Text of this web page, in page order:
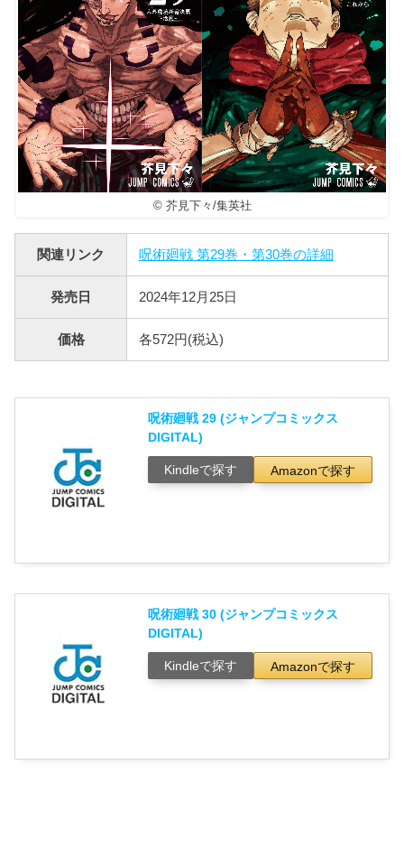
© 芥見下々/集英社
関連リンク 呪術廻戦 第29巻・第30巻の詳細
発売日 2024年12月25日
価格 各572円(税込)
呪術廻戦 29 (ジャンプコミックス
DIGITAL)
Kindleで探す Amazonで探す
呪術廻戦 30 (ジャンプコミックス
DIGITAL)
Kindleで探す Amazonで探す